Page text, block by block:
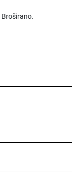
Broširano.